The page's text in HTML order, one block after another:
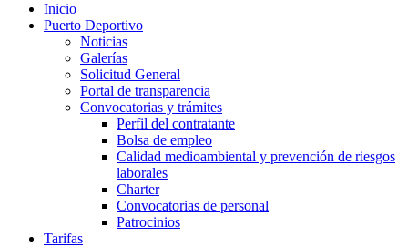
Inicio
Puerto Deportivo
Noticias
Galerías
Solicitud General
Portal de transparencia
Convocatorias y trámites
Perfil del contratante
Bolsa de empleo
Calidad medioambiental y prevención de riesgos
laborales
Charter
Convocatorias de personal
Patrocinios
Tarifas